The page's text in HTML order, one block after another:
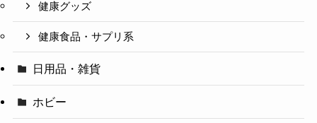
健康グッズ
健康食品・サプリ系
日用品・雑貨
ホビー